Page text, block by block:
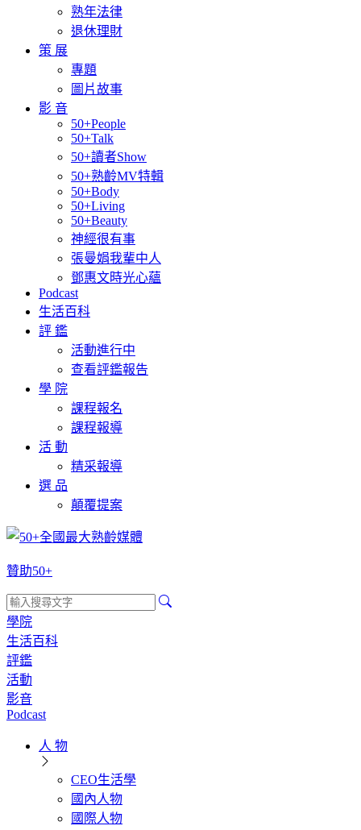
熟年法律
退休理財
策 展
專題
圖片故事
影 音
50+People
50+Talk
50+讀者Show
50+熟齡MV特輯
50+Body
50+Living
50+Beauty
神經很有事
張曼娟我輩中人
鄧惠文時光心蘊
Podcast
生活百科
評 鑑
活動進行中
查看評鑑報告
學 院
課程報名
課程報導
活 動
精采報導
選 品
顛覆提案
贊助50+
學院
生活百科
評鑑
活動
影音
Podcast
人 物
CEO生活學
國內人物
國際人物